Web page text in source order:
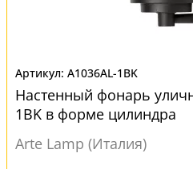
A1036AL-1BK
Настенный фонарь
1BK в форме цилиндра
Arte Lamp (Италия)